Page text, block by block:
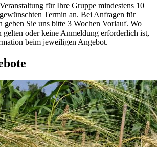
für Ihre Gruppe mindestens 10
Termin an. Bei Anfragen für
geben Sie uns bitte 3 Wochen Vorlauf. Wo
gelten oder keine Anmeldung erforderlich ist,
beim jeweiligen Angebot.